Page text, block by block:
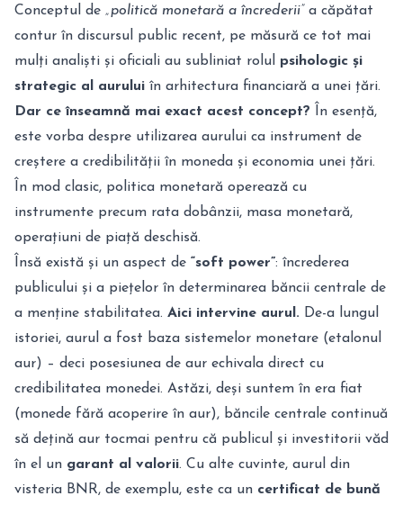
Conceptul de „politică monetară a încrederii” a căpătat
contur în discursul public recent, pe măsură ce tot mai
mulți analiști și oficiali au subliniat rolul psihologic și
strategic al aurului în arhitectura financiară a unei țări.
Dar ce înseamnă mai exact acest concept? În esență,
este vorba despre utilizarea aurului ca instrument de
creștere a credibilității în moneda și economia unei țări.
În mod clasic, politica monetară operează cu
instrumente precum rata dobânzii, masa monetară,
operațiuni de piață deschisă.
Însă există și un aspect de “soft power”: încrederea
publicului și a piețelor în determinarea băncii centrale de
a menține stabilitatea. Aici intervine aurul. De-a lungul
istoriei, aurul a fost baza sistemelor monetare (etalonul
aur) – deci posesiunea de aur echivala direct cu
credibilitatea monedei. Astăzi, deși suntem în era fiat
(monede fără acoperire în aur), băncile centrale continuă
să dețină aur tocmai pentru că publicul și investitorii văd
în el un garant al valorii. Cu alte cuvinte, aurul din
visteria BNR, de exemplu, este ca un certificat de bună